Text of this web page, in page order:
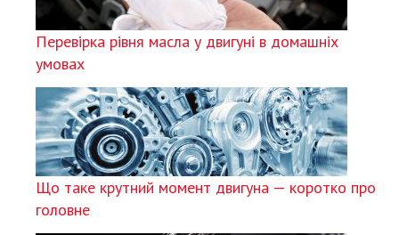
Перевірка рівня масла у двигуні в домашніх
умовах
Що таке крутний момент двигуна — коротко про
головне